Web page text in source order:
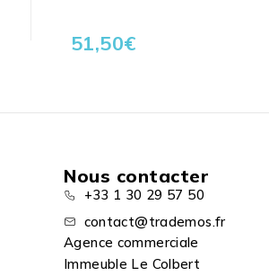
51,50€
Nous contacter
+33 1 30 29 57 50
contact@trademos.fr
Agence commerciale
Immeuble Le Colbert